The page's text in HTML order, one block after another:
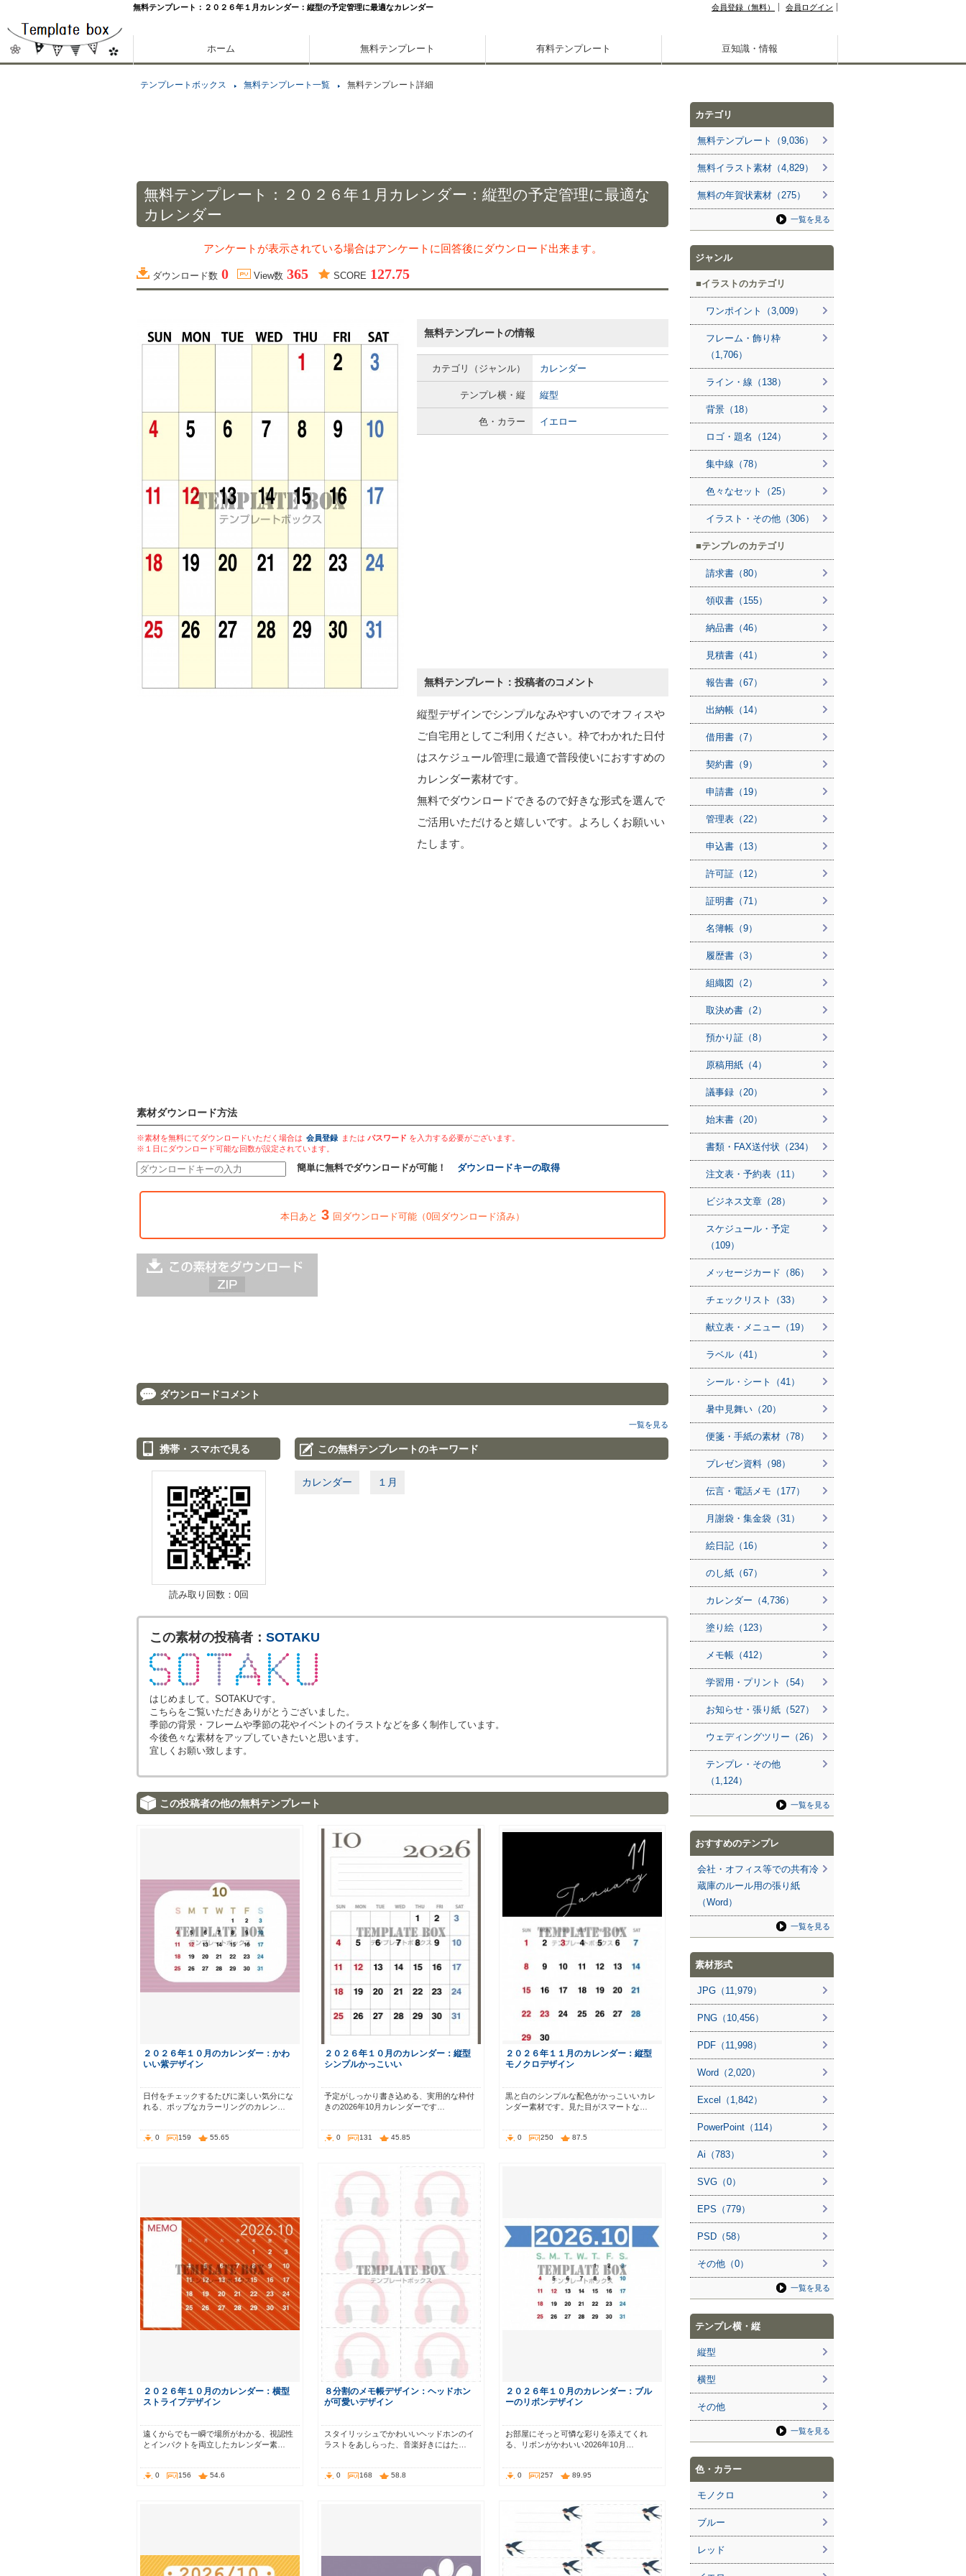
無料テンプレート：２０２６年１月カレンダー：縦型の予定管理に最適なカレンダー 会員登録（無料） 会員ログイン
ホーム 無料テンプレート 有料テンプレート 豆知識・情報
テンプレートボックス 無料テンプレート一覧 無料テンプレート詳細
無料テンプレート：２０２６年１月カレンダー：縦型の予定管理に最適な
カレンダー
アンケートが表示されている場合はアンケートに回答後にダウンロード出来ます。
ダウンロード数 0 View数 365 SCORE 127.75
無料テンプレートの情報
カテゴリ（ジャンル） カレンダー
テンプレ横・縦 縦型
色・カラー イエロー
無料テンプレート：投稿者のコメント
縦型デザインでシンプルなみやすいのでオフィスや
ご自宅用としてご利用ください。枠でわかれた日付
はスケジュール管理に最適で普段使いにおすすめの
カレンダー素材です。
無料でダウンロードできるので好きな形式を選んで
ご活用いただけると嬉しいです。よろしくお願いい
たします。
素材ダウンロード方法
※素材を無料にてダウンロードいただく場合は 会員登録 または パスワード を入力する必要がございます。
※１日にダウンロード可能な回数が設定されています。
簡単に無料でダウンロードが可能！ ダウンロードキーの取得
本日あと 3 回ダウンロード可能（0回ダウンロード済み）
ダウンロードコメント
一覧を見る
携帯・スマホで見る
読み取り回数：0回
この無料テンプレートのキーワード
カレンダー １月
この素材の投稿者： SOTAKU
はじめまして。SOTAKUです。
こちらをご覧いただきありがとうございました。
季節の背景・フレームや季節の花やイベントのイラストなどを多く制作しています。
今後色々な素材をアップしていきたいと思います。
宜しくお願い致します。
この投稿者の他の無料テンプレート
２０２６年１０月のカレンダー：かわ
いい紫デザイン
日付をチェックするたびに楽しい気分にな
れる、ポップなカラーリングのカレン…
0 159 55.65
２０２６年１０月のカレンダー：縦型
シンプルかっこいい
予定がしっかり書き込める、実用的な枠付
きの2026年10月カレンダーです…
0 131 45.85
２０２６年１１月のカレンダー：縦型
モノクロデザイン
黒と白のシンプルな配色がかっこいいカレ
ンダー素材です。見た目がスマートな…
0 250 87.5
２０２６年１０月のカレンダー：横型
ストライプデザイン
遠くからでも一瞬で場所がわかる、視認性
とインパクトを両立したカレンダー素…
0 156 54.6
８分割のメモ帳デザイン：ヘッドホン
が可愛いデザイン
スタイリッシュでかわいいヘッドホンのイ
ラストをあしらった、音楽好きにはた…
0 168 58.8
２０２６年１０月のカレンダー：ブル
ーのリボンデザイン
お部屋にそっと可憐な彩りを添えてくれ
る、リボンがかわいい2026年10月…
0 257 89.95
カテゴリ
無料テンプレート（9,036）
無料イラスト素材（4,829）
無料の年賀状素材（275）
一覧を見る
ジャンル
イラストのカテゴリ
ワンポイント（3,009）
フレーム・飾り枠
（1,706）
ライン・線（138）
背景（18）
ロゴ・題名（124）
集中線（78）
色々なセット（25）
イラスト・その他（306）
テンプレのカテゴリ
請求書（80）
領収書（155）
納品書（46）
見積書（41）
報告書（67）
出納帳（14）
借用書（7）
契約書（9）
申請書（19）
管理表（22）
申込書（13）
許可証（12）
証明書（71）
名簿帳（9）
履歴書（3）
組織図（2）
取決め書（2）
預かり証（8）
原稿用紙（4）
議事録（20）
始末書（20）
書類・FAX送付状（234）
注文表・予約表（11）
ビジネス文章（28）
スケジュール・予定
（109）
メッセージカード（86）
チェックリスト（33）
献立表・メニュー（19）
ラベル（41）
シール・シート（41）
暑中見舞い（20）
便箋・手紙の素材（78）
プレゼン資料（98）
伝言・電話メモ（177）
月謝袋・集金袋（31）
絵日記（16）
のし紙（67）
カレンダー（4,736）
塗り絵（123）
メモ帳（412）
学習用・プリント（54）
お知らせ・張り紙（527）
ウェディングツリー（26）
テンプレ・その他
（1,124）
一覧を見る
おすすめのテンプレ
会社・オフィス等での共有冷
蔵庫のルール用の張り紙
（Word）
一覧を見る
素材形式
JPG（11,979）
PNG（10,456）
PDF（11,998）
Word（2,020）
Excel（1,842）
PowerPoint（114）
Ai（783）
SVG（0）
EPS（779）
PSD（58）
その他（0）
一覧を見る
テンプレ横・縦
縦型
横型
その他
一覧を見る
色・カラー
モノクロ
ブルー
レッド